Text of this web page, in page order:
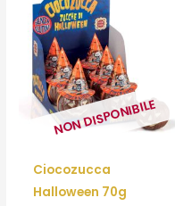
NON DISPONIBILE
Ciocozucca
Halloween 70g